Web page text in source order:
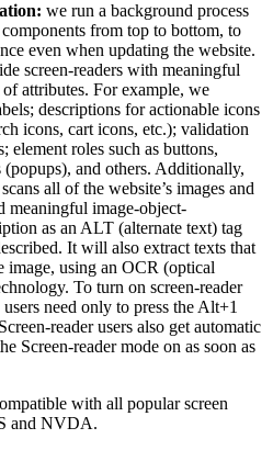
we run a background process
components from top to bottom, to
even when updating the website.
screen-readers with meaningful
attributes. For example, we
descriptions for actionable icons
icons, cart icons, etc.); validation
element roles such as buttons,
(popups), and others. Additionally,
all of the website’s images and
meaningful image-object-
as an ALT (alternate text) tag
It will also extract texts that
image, using an OCR (optical
To turn on screen-reader
need only to press the Alt+1
reader users also get automatic
Screen-reader mode on as soon as
with all popular screen
and NVDA.